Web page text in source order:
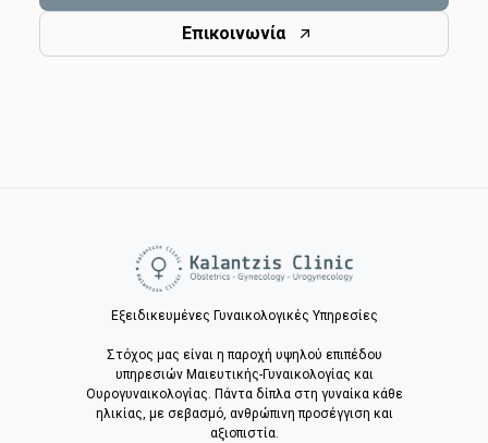
Επικοινωνία
Εξειδικευμένες Γυναικολογικές Υπηρεσίες
Στόχος μας είναι η παροχή υψηλού επιπέδου
υπηρεσιών Μαιευτικής-Γυναικολογίας και
Ουρογυναικολογίας. Πάντα δίπλα στη γυναίκα κάθε
ηλικίας, με σεβασμό, ανθρώπινη προσέγγιση και
αξιοπιστία.